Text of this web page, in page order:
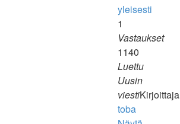
yleisesti
1
Vastaukset
1140
Luettu
Uusin
viestiKirjoittaja
toba